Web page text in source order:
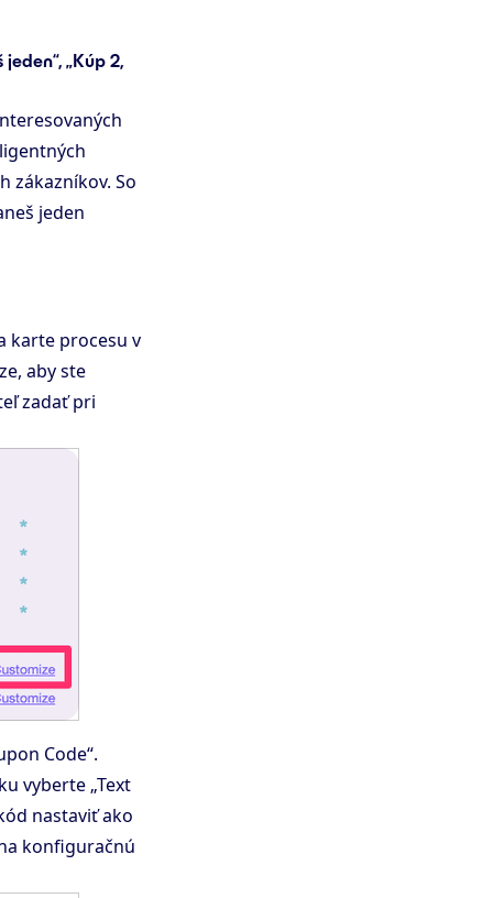
„Kúp 2,
zákazníkov. So
jeden
karte procesu v
aby ste
zadať pri
Code“.
vyberte „Text
nastaviť ako
konfiguračnú